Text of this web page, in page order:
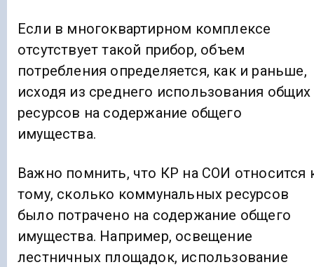
Если в многоквартирном комплексе
отсутствует такой прибор, объем
потребления определяется, как и раньше,
исходя из среднего использования общих
ресурсов на содержание общего
имущества.
Важно помнить, что КР на СОИ относится
тому, сколько коммунальных ресурсов
было потрачено на содержание общего
имущества. Например, освещение
лестничных площадок, использование